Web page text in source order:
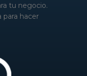
tu negocio.
para hacer